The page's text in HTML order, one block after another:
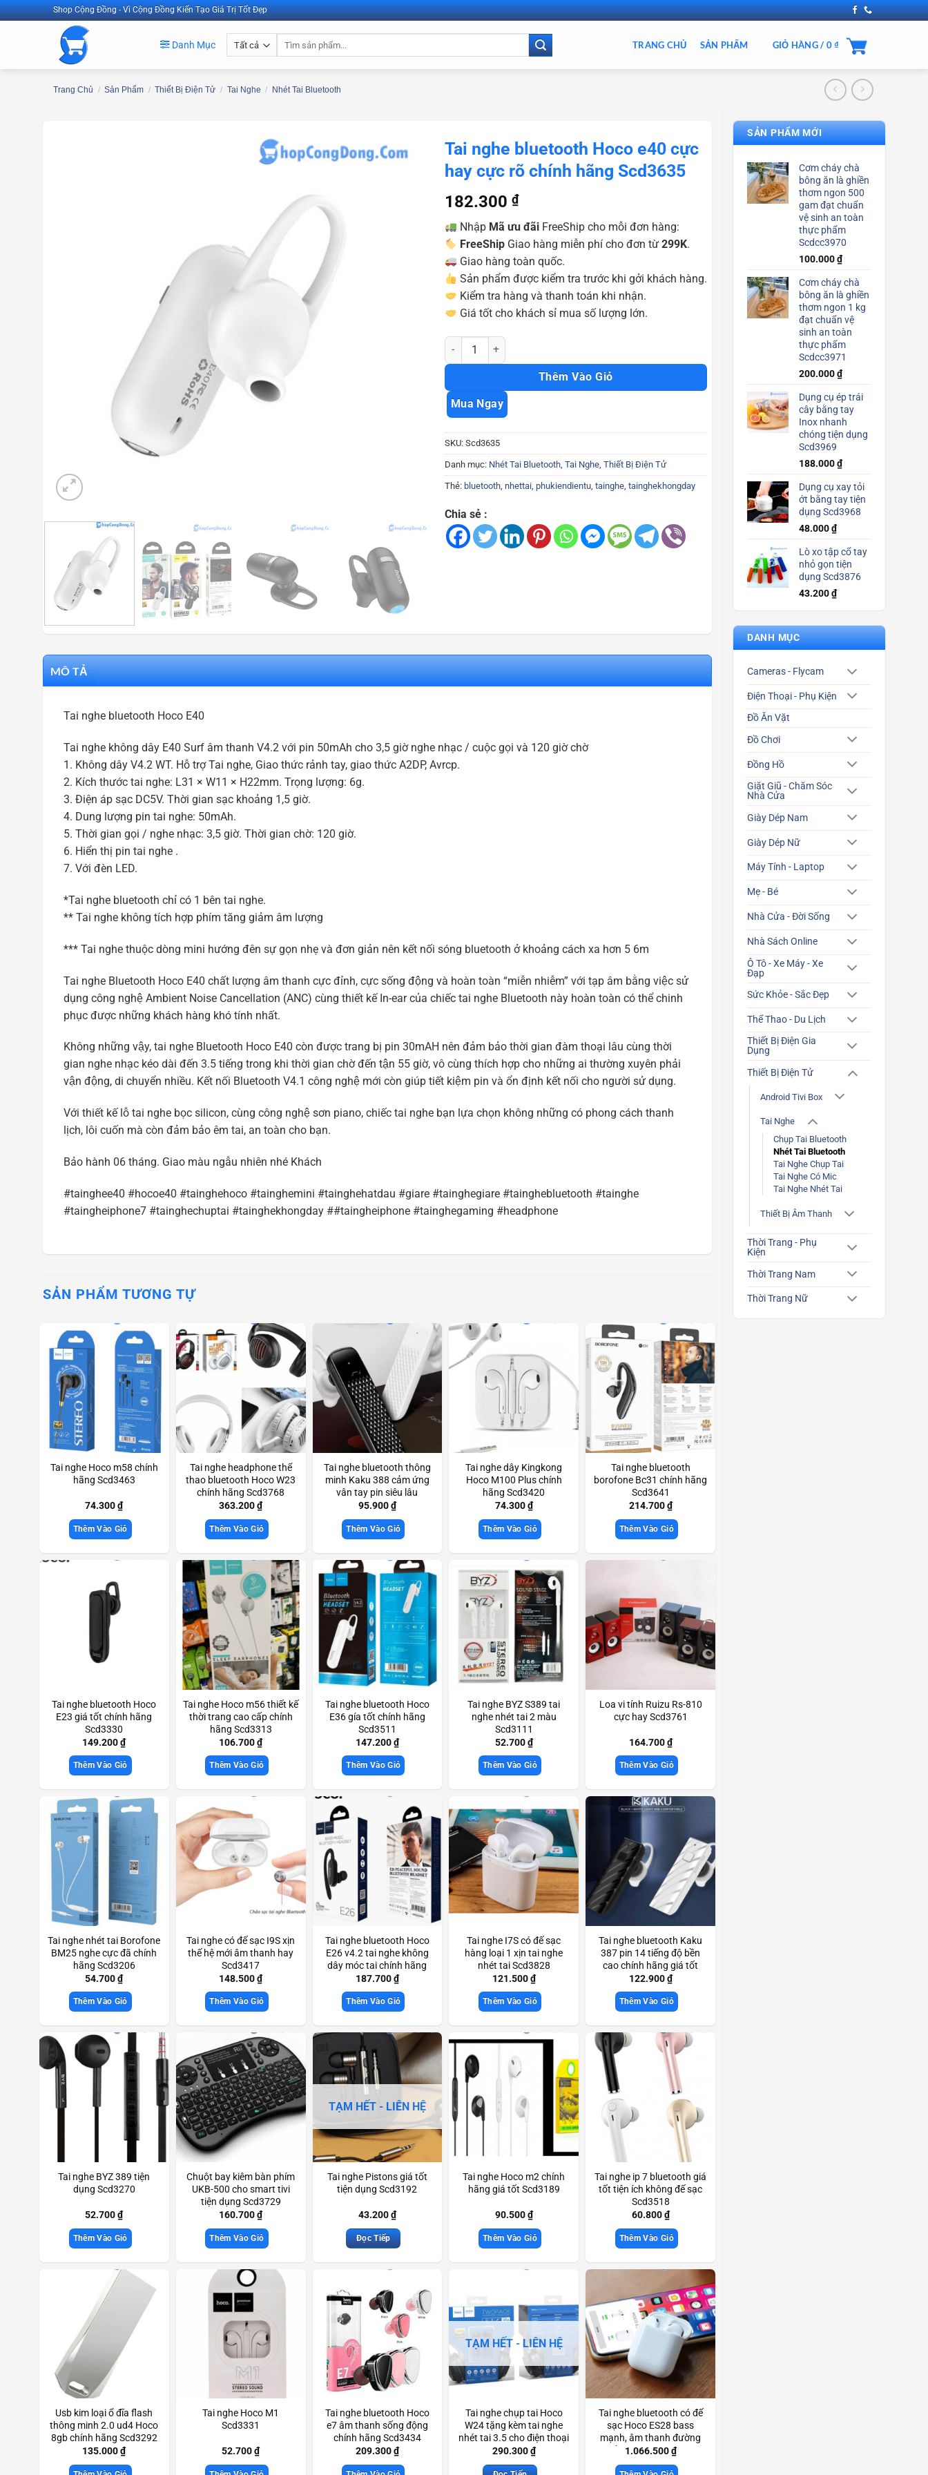
Bỏ
qua
Shop Cộng Đồng - Vì Cộng Đồng Kiến Tạo Giá Trị Tốt Đẹp
Danh Mục TRANG CHỦ SẢN PHẨM GIỎ HÀNG / 0₫
Trang Chủ / Sản Phẩm / Thiết Bị Điện Tử / Tai Nghe / Nhét Tai Bluetooth
SẢN PHẨM MỚI
Cơm cháy chà
bông ăn là ghiền
thơm ngon 500
gam đạt chuẩn
vệ sinh an toàn
thực phẩm
Scdcc3970
100.000₫
Cơm cháy chà
bông ăn là ghiền
thơm ngon 1 kg
đạt chuẩn vệ
sinh an toàn
thực phẩm
Scdcc3971
200.000₫
Dụng cụ ép trái
cây bằng tay
Inox nhanh
chóng tiện dụng
Scd3969
188.000₫
Dụng cụ xay tỏi
ớt bằng tay tiện
dụng Scd3968
48.000₫
Lò xo tập cổ tay
nhỏ gọn tiện
dụng Scd3876
43.200₫
DANH MỤC
Cameras - Flycam
Điện Thoại - Phụ Kiện
Đồ Ăn Vặt
Đồ Chơi
Đồng Hồ
Giặt Giũ - Chăm Sóc
Nhà Cửa
Giày Dép Nam
Giày Dép Nữ
Máy Tính - Laptop
Mẹ - Bé
Nhà Cửa - Đời Sống
Nhà Sách Online
Ô Tô - Xe Máy - Xe
Đạp
Sức Khỏe - Sắc Đẹp
Thể Thao - Du Lịch
Thiết Bị Điện Gia
Dụng
Thiết Bị Điện Tử
Android Tivi Box
Tai Nghe
Chụp Tai Bluetooth
Nhét Tai Bluetooth
Tai Nghe Chụp Tai
Tai Nghe Có Mic
Tai Nghe Nhét Tai
Thiết Bị Âm Thanh
Thời Trang - Phụ
Kiện
Thời Trang Nam
Thời Trang Nữ
Tai nghe bluetooth Hoco e40 cực
hay cực rõ chính hãng Scd3635
182.300 ₫
Nhập Mã ưu đãiFreeShip cho mỗi đơn hàng:
FreeShipGiao hàng miễn phí cho đơn từ 299K.
Giao hàng toàn quốc.
Sản phẩm được kiểm tra trước khi gởi khách hàng.
Kiểm tra hàng và thanh toán khi nhận.
Giá tốt cho khách sỉ mua số lượng lớn.
Tai nghe bluetooth Hoco e40 cực hay cực rõ chính hãng Scd3635 số lượng
Thêm Vào Giỏ
Mua Ngay
SKU: Scd3635
Danh mục: Nhét Tai Bluetooth, Tai Nghe, Thiết Bị Điện Tử
Thẻ: bluetooth, nhettai, phukiendientu, tainghe, tainghekhongday
Chia sẻ :
MÔ TẢ
Tai nghe bluetooth Hoco E40
Tai nghe không dây E40 Surf âm thanh V4.2 với pin 50mAh cho 3,5 giờ nghe nhạc / cuộc gọi và 120 giờ chờ
1. Không dây V4.2 WT. Hỗ trợ Tai nghe, Giao thức rảnh tay, giao thức A2DP, Avrcp.
2. Kích thước tai nghe: L31 × W11 × H22mm. Trọng lượng: 6g.
3. Điện áp sạc DC5V. Thời gian sạc khoảng 1,5 giờ.
4. Dung lượng pin tai nghe: 50mAh.
5. Thời gian gọi / nghe nhạc: 3,5 giờ. Thời gian chờ: 120 giờ.
6. Hiển thị pin tai nghe .
7. Với đèn LED.
*Tai nghe bluetooth chỉ có 1 bên tai nghe.
** Tai nghe không tích hợp phím tăng giảm âm lượng
*** Tai nghe thuộc dòng mini hướng đên sự gọn nhẹ và đơn giản nên kết nối sóng bluetooth ở khoảng cách xa hơn 5 6m
Tai nghe Bluetooth Hoco E40 chất lượng âm thanh cực đỉnh, cực sống động và hoàn toàn “miễn nhiễm” với tạp âm bằng việc sử
dụng công nghệ Ambient Noise Cancellation (ANC) cùng thiết kế In-ear của chiếc tai nghe Bluetooth này hoàn toàn có thể chinh
phục được những khách hàng khó tính nhất.
Không những vậy, tai nghe Bluetooth Hoco E40 còn được trang bị pin 30mAH nên đảm bảo thời gian đàm thoại lâu cùng thời
gian nghe nhạc kéo dài đến 3.5 tiếng trong khi thời gian chờ đến tận 55 giờ, vô cùng thích hợp cho những ai thường xuyên phải
vận động, di chuyển nhiều. Kết nối Bluetooth V4.1 công nghệ mới còn giúp tiết kiệm pin và ổn định kết nối cho người sử dụng.
Với thiết kế lỗ tai nghe bọc silicon, cùng công nghệ sơn piano, chiếc tai nghe bạn lựa chọn không những có phong cách thanh
lịch, lôi cuốn mà còn đảm bảo êm tai, an toàn cho bạn.
Bảo hành 06 tháng. Giao màu ngẫu nhiên nhé Khách
#tainghee40 #hocoe40 #tainghehoco #tainghemini #tainghehatdau #giare #tainghegiare #tainghebluetooth #tainghe
#taingheiphone7 #tainghechuptai #tainghekhongday ##taingheiphone #tainghegaming #headphone
SẢN PHẨM TƯƠNG TỰ
Tai nghe Hoco m58 chính
hãng Scd3463
74.300₫
Thêm Vào Giỏ
Tai nghe headphone thể
thao bluetooth Hoco W23
chính hãng Scd3768
363.200₫
Thêm Vào Giỏ
Tai nghe bluetooth thông
minh Kaku 388 cảm ứng
vân tay pin siêu lâu
Scd3461
95.900₫
Thêm Vào Giỏ
Tai nghe dây Kingkong
Hoco M100 Plus chính
hãng Scd3420
74.300₫
Thêm Vào Giỏ
Tai nghe bluetooth
borofone Bc31 chính hãng
Scd3641
214.700₫
Thêm Vào Giỏ
Tai nghe bluetooth Hoco
E23 giá tốt chính hãng
Scd3330
149.200₫
Thêm Vào Giỏ
Tai nghe Hoco m56 thiết kế
thời trang cao cấp chính
hãng Scd3313
106.700₫
Thêm Vào Giỏ
Tai nghe bluetooth Hoco
E36 gía tốt chính hãng
Scd3511
147.200₫
Thêm Vào Giỏ
Tai nghe BYZ S389 tai
nghe nhét tai 2 màu
Scd3111
52.700₫
Thêm Vào Giỏ
Loa vi tính Ruizu Rs-810
cực hay Scd3761
164.700₫
Thêm Vào Giỏ
Tai nghe nhét tai Borofone
BM25 nghe cực đã chính
hãng Scd3206
54.700₫
Thêm Vào Giỏ
Tai nghe có đế sạc I9S xịn
thế hệ mới âm thanh hay
Scd3417
148.500₫
Thêm Vào Giỏ
Tai nghe bluetooth Hoco
E26 v4.2 tai nghe không
dây móc tai chính hãng
Scd3362
187.700₫
Thêm Vào Giỏ
Tai nghe I7S có đế sạc
hàng loại 1 xịn tai nghe
nhét tai Scd3828
121.500₫
Thêm Vào Giỏ
Tai nghe bluetooth Kaku
387 pin 14 tiếng độ bền
cao chính hãng giá tốt
Scd3748
122.900₫
Thêm Vào Giỏ
Tai nghe BYZ 389 tiện
dụng Scd3270
52.700₫
Thêm Vào Giỏ
Chuột bay kiêm bàn phím
UKB-500 cho smart tivi
tiện dụng Scd3729
160.700₫
Thêm Vào Giỏ
TẠM HẾT - LIÊN HỆ
Tai nghe Pistons giá tốt
tiện dụng Scd3192
43.200₫
Đọc Tiếp
Tai nghe Hoco m2 chính
hãng giá tốt Scd3189
90.500₫
Thêm Vào Giỏ
Tai nghe ip 7 bluetooth giá
tốt tiện ích không đế sạc
Scd3518
60.800₫
Thêm Vào Giỏ
Usb kim loại ổ đĩa flash
thông minh 2.0 ud4 Hoco
8gb chính hãng Scd3292
135.000₫
Tai nghe Hoco M1
Scd3331
52.700₫
Tai nghe bluetooth Hoco
e7 âm thanh sống động
chính hãng Scd3434
209.300₫
TẠM HẾT - LIÊN HỆ
Tai nghe chụp tai Hoco
W24 tặng kèm tai nghe
nhét tai 3.5 cho điện thoại
máy tính Scd3459
290.300₫
Tai nghe bluetooth có đế
sạc Hoco ES28 bass
mạnh, âm thanh đường
truyền rõ nét chính hãng
Scd3833
1.066.500₫